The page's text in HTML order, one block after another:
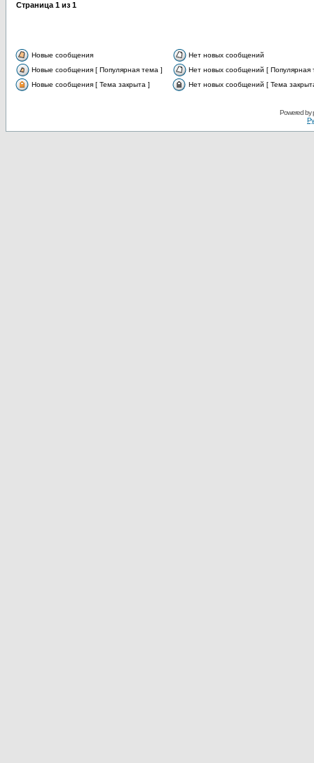
Страница 1 из 1
Новые сообщения
Нет новых сообщений
Новые сообщения [ Популярная тема ]
Нет новых сообщений [ Популярная
Новые сообщения [ Тема закрыта ]
Нет новых сообщений [ Тема
Powered by